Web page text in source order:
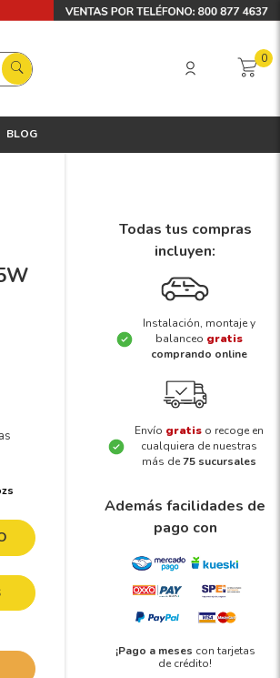
0
BLOG
Todas tus compras
incluyen:
Instalación, montaje y
balanceo gratis
comprando online
Envío gratis o recoge en
cualquiera de nuestras
más de75 sucursales
Además facilidades de
pago con
¡Pago a meses con tarjetas
de crédito!